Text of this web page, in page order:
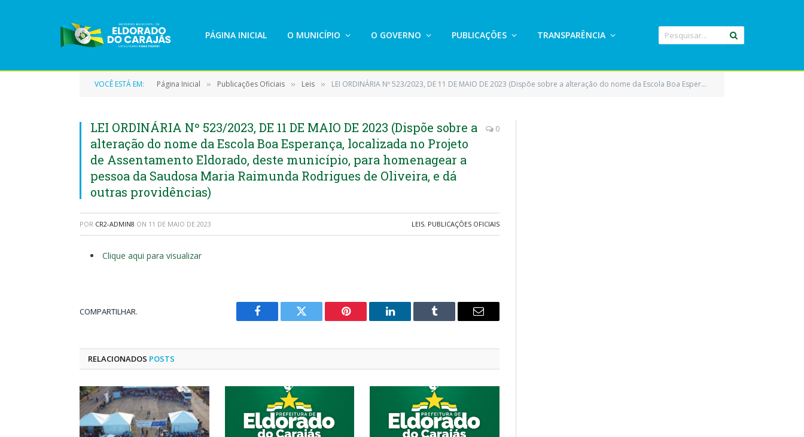
PÁGINA INICIAL O MUNICÍPIO O GOVERNO PUBLICAÇÕES TRANSPARÊNCIA
VOCÊ ESTÁ EM: Página Inicial » Publicações Oficiais » Leis » LEI ORDINÁRIA Nº 523/2023, DE 11 DE MAIO DE 2023 (Dispõe sobre a alteração do nome da Escola Boa Esperança, localizada no Projeto de Assentamento Eldorado, deste município, para homenagear a pessoa da Saudosa Maria Raimunda Rodrigues de Oliveira, e dá outras providências)
LEI ORDINÁRIA Nº 523/2023, DE 11 DE MAIO DE 2023 (Dispõe sobre a
alteração do nome da Escola Boa Esperança, localizada no Projeto
de Assentamento Eldorado, deste município, para homenagear a
pessoa da Saudosa Maria Raimunda Rodrigues de Oliveira, e dá
outras providências)
0
POR CR2-ADMIN8 ON 11 DE MAIO DE 2023 LEIS, PUBLICAÇÕES OFICIAIS
Clique aqui para visualizar
COMPARTILHAR.
Facebook Twitter Pinterest LinkedIn Tumblr
E-
RELACIONADOS POSTS